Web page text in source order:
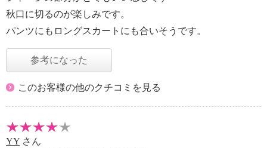
秋口に切るのが楽しみです。
パンツにもロングスカートにも合いそうです。
参考になった
このお客様の他のクチコミを見る
YY さん